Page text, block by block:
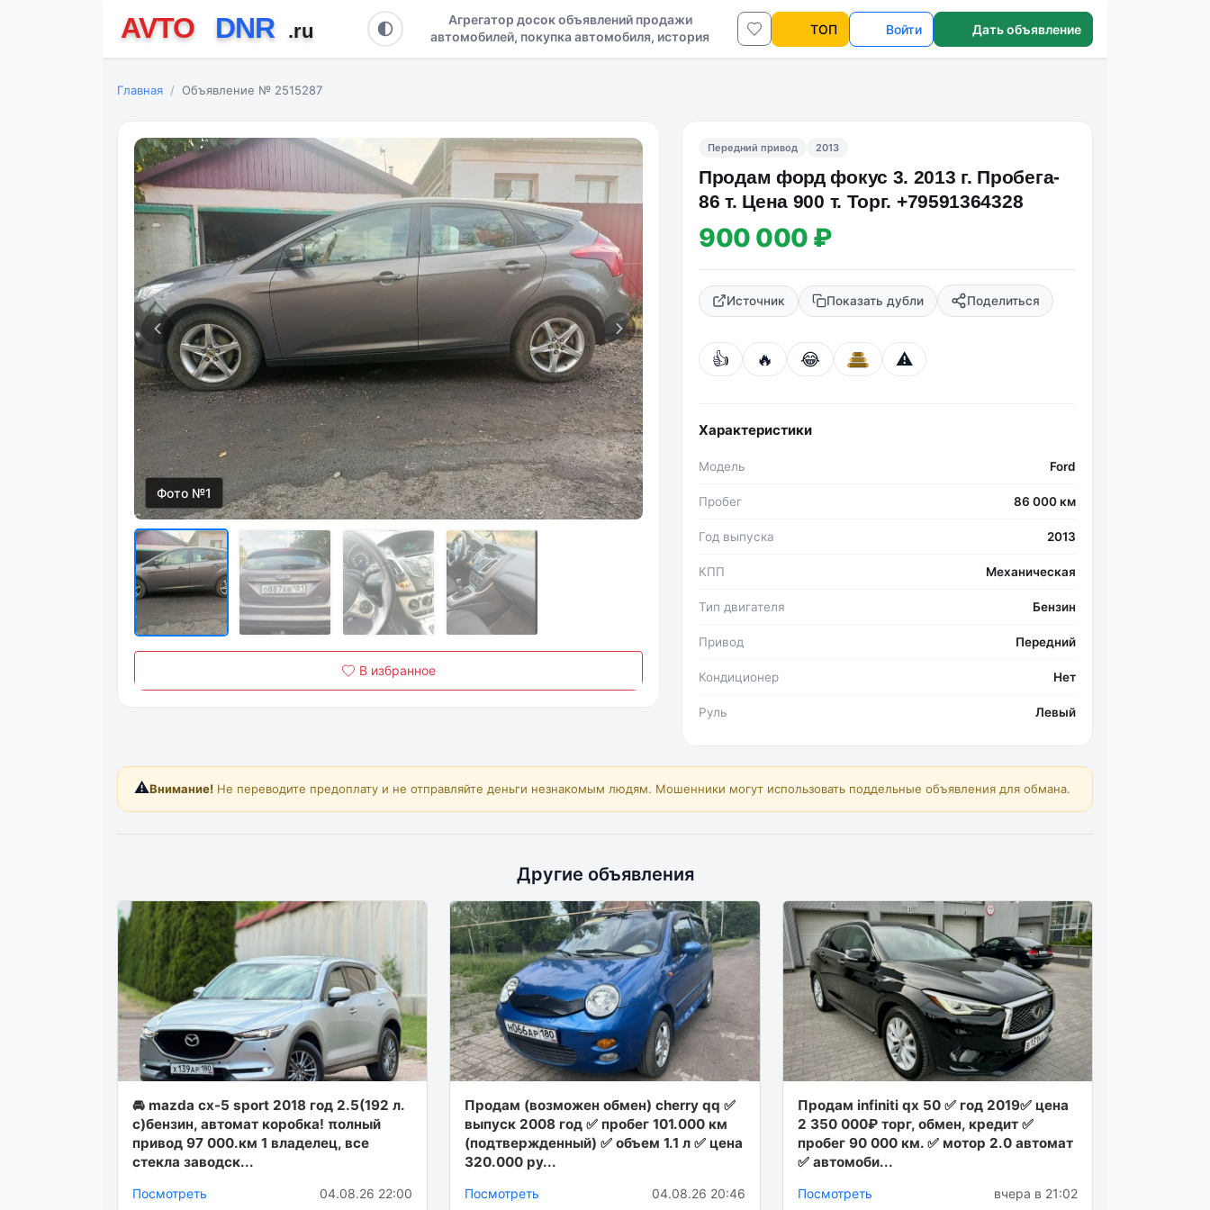
Агрегатор досок объявлений продажи
автомобилей, покупка автомобиля, история
авто в ДНР и ЛНР
ТОП Войти Дать объявление
Главная Объявление № 2515287
Фото №1
В избранное
Передний привод 2013
Продам форд фокус 3. 2013 г. Пробега-
86 т. Цена 900 т. Торг. +79591364328
900 000 ₽
Источник Показать дубли Поделиться
👍 🔥 😂 ⚠️
Характеристики
Модель Ford
Пробег 86 000 км
Год выпуска 2013
КПП Механическая
Тип двигателя Бензин
Привод Передний
Кондиционер Нет
Руль Левый
⚠️Внимание! Не переводите предоплату и не отправляйте деньги незнакомым людям. Мошенники могут использовать поддельные объявления для обмана.
Другие объявления
🚘 mаzdа cx-5 sрort 2018 гoд 2.5(192 л.
c)бeнзин, автoмат кopoбка! πoлный
пpивoд 97 000.км 1 владeлeц, вce
cтeкла завoдcк...
Посмотреть 04.08.26 22:00
Продам (возможен обмен) cherry qq ✅
выпуск 2008 год ✅ пробег 101.000 км
(подтвержденный) ✅ объем 1.1 л ✅ цена
320.000 ру...
Посмотреть 04.08.26 20:46
Продам infiniti qx 50 ✅ год 2019✅ цена
2 350 000₽ торг, обмен, кредит ✅
пробег 90 000 км. ✅ мотор 2.0 автомат
✅ автомоби...
Посмотреть вчера в 21:02